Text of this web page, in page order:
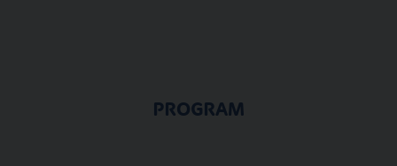
PROGRAM